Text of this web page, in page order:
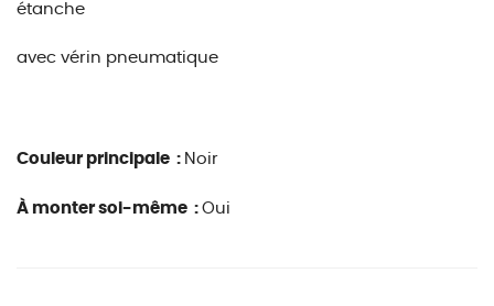
étanche
avec vérin pneumatique
Couleur principale : Noir
À monter soi-même : Oui